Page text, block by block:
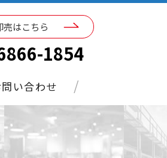
売はこちら
1854
問い合わせ